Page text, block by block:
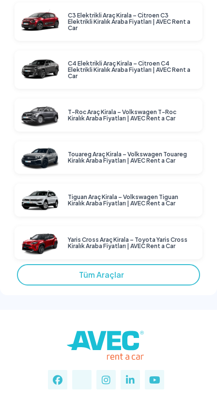
C3 Elektrikli Araç Kirala – Citroen C3
Elektrikli Kiralık Araba Fiyatları | AVEC Rent a
Car
C4 Elektrikli Araç Kirala – Citroen C4
Elektrikli Kiralık Araba Fiyatları | AVEC Rent a
Car
T-Roc Araç Kirala – Volkswagen T-Roc
Kiralık Araba Fiyatları | AVEC Rent a Car
Touareg Araç Kirala – Volkswagen Touareg
Kiralık Araba Fiyatları | AVEC Rent a Car
Tiguan Araç Kirala – Volkswagen Tiguan
Kiralık Araba Fiyatları | AVEC Rent a Car
Yaris Cross Araç Kirala – Toyota Yaris Cross
Kiralık Araba Fiyatları | AVEC Rent a Car
Tüm Araçlar